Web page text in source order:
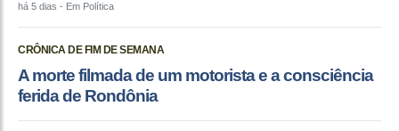
há 5 dias - Em Política
CRÔNICA DE FIM DE SEMANA
A morte filmada de um motorista e a consciência
ferida de Rondônia